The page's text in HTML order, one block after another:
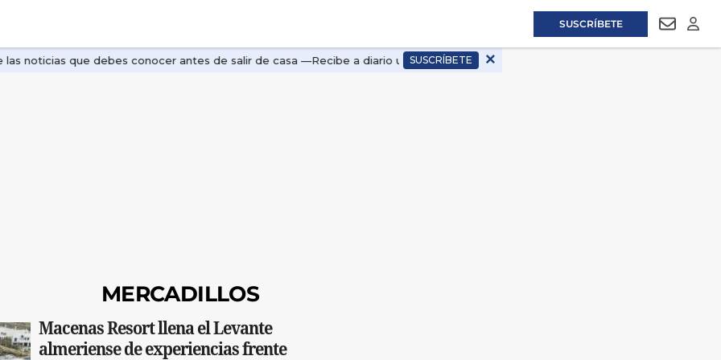
SUSCRÍBETE
MERCADILLOS
Macenas Resort llena el Levante
almeriense de experiencias frente